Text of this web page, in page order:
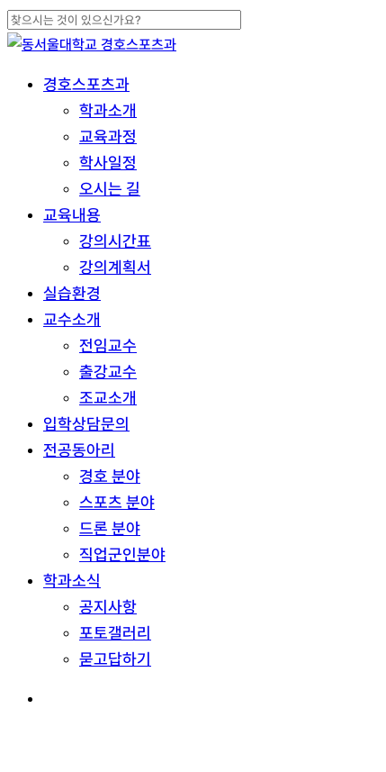
Skip
to
content
Close
search
Menu 경호스포츠과
학과소개
교육과정
학사일정
오시는 길
교육내용
강의시간표
강의계획서
실습환경
교수소개
전임교수
출강교수
조교소개
입학상담문의
전공동아리
경호 분야
스포츠 분야
드론 분야
직업군인분야
학과소식
공지사항
포토갤러리
묻고답하기